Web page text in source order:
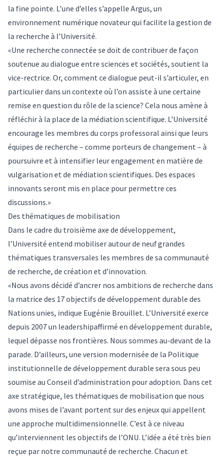
la fine pointe. L’une d’elles s’appelle Argus, un
environnement numérique novateur qui facilite la gestion de
la recherche à l’Université.
«Une recherche connectée se doit de contribuer de façon
soutenue au dialogue entre sciences et sociétés, soutient la
vice-rectrice. Or, comment ce dialogue peut-il s’articuler, en
particulier dans un contexte où l’on assiste à une certaine
remise en question du rôle de la science? Cela nous amène à
réfléchir à la place de la médiation scientifique. L’Université
encourage les membres du corps professoral ainsi que leurs
équipes de recherche – comme porteurs de changement – à
poursuivre et à intensifier leur engagement en matière de
vulgarisation et de médiation scientifiques. Des espaces
innovants seront mis en place pour permettre ces
discussions.»
Des thématiques de mobilisation
Dans le cadre du troisième axe de développement,
l’Université entend mobiliser autour de neuf grandes
thématiques transversales les membres de sa communauté
de recherche, de création et d’innovation.
«Nous avons décidé d’ancrer nos ambitions de recherche dans
la matrice des 17 objectifs de développement durable des
Nations unies, indique Eugénie Brouillet. L’Université exerce
depuis 2007 un leadershipaffirmé en développement durable,
lequel dépasse nos frontières. Nous sommes au-devant de la
parade. D’ailleurs, une version modernisée de la Politique
institutionnelle de développement durable sera sous peu
soumise au Conseil d’administration pour adoption. Dans cet
axe stratégique, les thématiques de mobilisation que nous
avons mises de l’avant portent sur des enjeux qui appellent
une approche multidimensionnelle. C’est à ce niveau
qu’interviennent les objectifs de l’ONU. L’idée a été très bien
reçue par notre communauté de recherche. Chacun et